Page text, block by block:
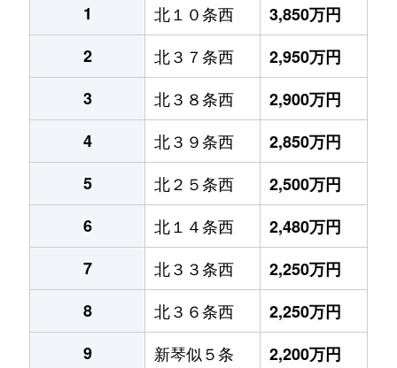
1
北１０条西
3,850万円
2
北３７条西
2,950万円
3
北３８条西
2,900万円
4
北３９条西
2,850万円
5
北２５条西
2,500万円
6
北１４条西
2,480万円
7
北３３条西
2,250万円
8
北３６条西
2,250万円
9
新琴似５条
2,200万円